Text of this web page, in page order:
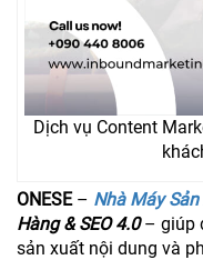
Dịch vụ Content
ONESE– Nhà Máy
Hàng & SEO 4.0– giúp
sản xuất nội dung và